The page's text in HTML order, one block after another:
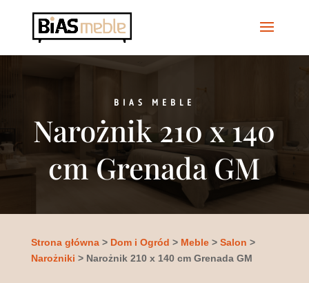
BIAS MEBLE
Narożnik 210 x 140
cm Grenada GM
Strona główna> Dom i Ogród > Meble> Salon >
Narożniki > Narożnik 210 x 140 cm Grenada GM